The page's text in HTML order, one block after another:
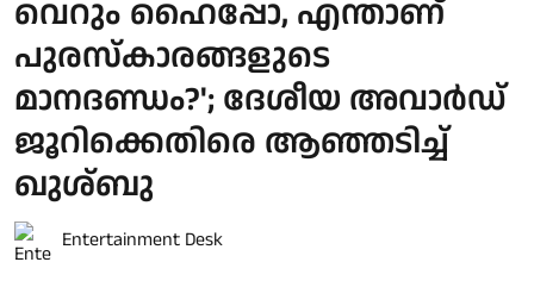
വെറും ഹൈപ്പോ, എന്താണ്
പുരസ്‌കാരങ്ങളുടെ
മാനദണ്ഡം?'; ദേശീയ അവാർഡ്
ജൂറിക്കെതിരെ ആഞ്ഞടിച്ച്
ഖുശ്ബു
Entertainment Desk